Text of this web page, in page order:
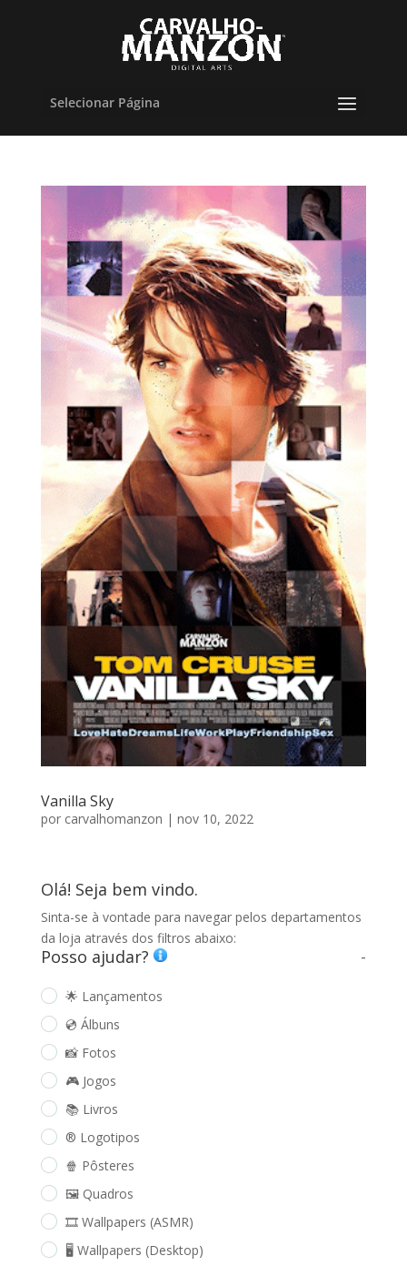
Selecionar Página
Vanilla Sky
por carvalhomanzon | nov 10, 2022
Olá! Seja bem vindo.
Sinta-se à vontade para navegar pelos departamentos
da loja através dos filtros abaixo:
Posso ajudar? -
🌟 Lançamentos
💿 Álbuns
📸 Fotos
🎮 Jogos
📚 Livros
®️ Logotipos
🍿 Pôsteres
🖼️ Quadros
🎞️ Wallpapers (ASMR)
🖥️ Wallpapers (Desktop)